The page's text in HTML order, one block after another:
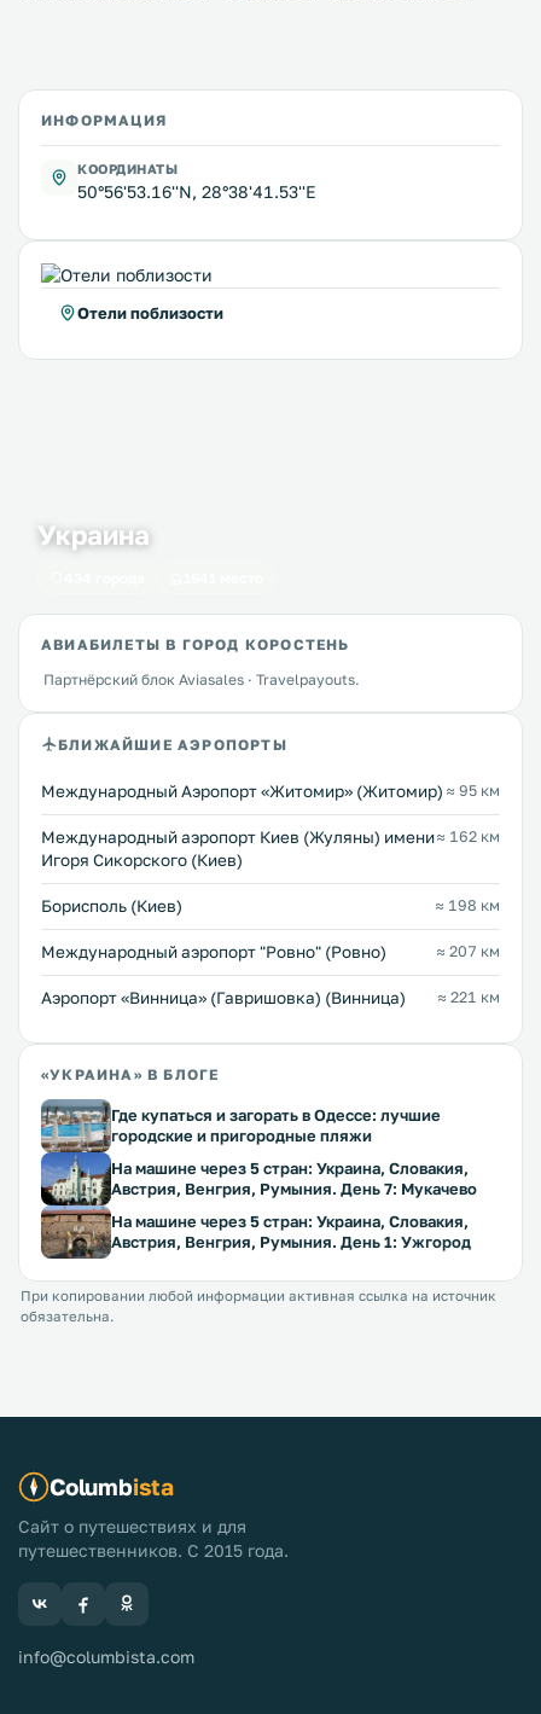
ИНФОРМАЦИЯ
КООРДИНАТЫ
50°56'53.16''N, 28°38'41.53''E
Отели поблизости
Украина
АВИАБИЛЕТЫ В ГОРОД КОРОСТЕНЬ
Партнёрский блок Aviasales · Travelpayouts.
БЛИЖАЙШИЕ АЭРОПОРТЫ
Международный Аэропорт «Житомир» (Житомир) ≈ 95 км
Международный аэропорт Киев (Жуляны) имени
Игоря Сикорского (Киев)
≈ 162 км
Борисполь (Киев) ≈ 198 км
Междунарoдный аэропорт "Ровно" (Ровно) ≈ 207 км
Аэропорт «Винница» (Гавришовка) (Винница) ≈ 221 км
«УКРАИНА» В БЛОГЕ
Где купаться и загорать в Одессе: лучшие
городские и пригородные пляжи
На машине через 5 стран: Украина, Словакия,
Австрия, Венгрия, Румыния. День 7: Мукачево
На машине через 5 стран: Украина, Словакия,
Австрия, Венгрия, Румыния. День 1: Ужгород
При копировании любой информации активная ссылка на источник
обязательна.
Columbista
Сайт о путешествиях и для
путешественников. С 2015 года.
info@columbista.com